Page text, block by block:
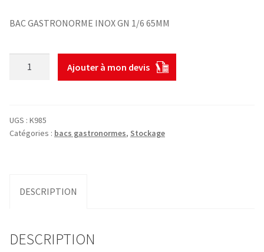
BAC GASTRONORME INOX GN 1/6 65MM
INOX
GN
Ajouter à mon devis
UGS : K985
Catégories : bacs gastronormes, Stockage
DESCRIPTION
DESCRIPTION